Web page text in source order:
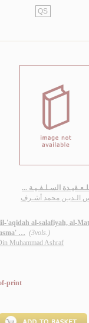
QS
السـلـفـيـة ...
الـديـن محمد أشـرف
'aqidah al-salafiyah, al-
… (3vols.)
Muhammad Ashraf
print